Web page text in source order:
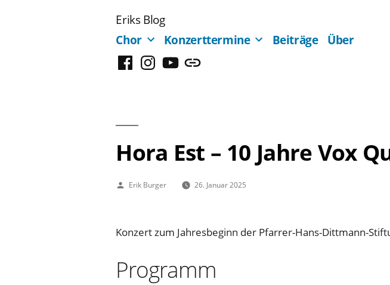
Eriks Blog
Chor
Konzerttermine Beiträge Über
FacebookInstagram
YouTubeMastodon
Hora Est – 10 Jahre Vox
Veröffentlicht
Erik Burger 26. Januar 2025
Konzert zum Jahresbeginn der Pfarrer-Hans-Dittmann-
Programm